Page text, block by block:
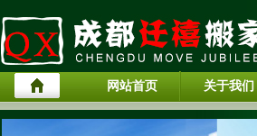
网站首页 关于我们